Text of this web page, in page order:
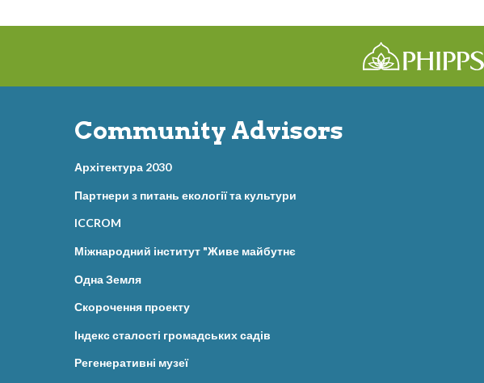
Community Advisors
Архітектура 2030
Партнери з питань екології та культури
ICCROM
Міжнародний інститут "Живе майбутнє
Одна Земля
Скорочення проекту
Індекс сталості громадських садів
Регенеративні музеї